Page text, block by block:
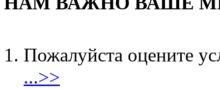
Пожалуйста оцените
...>>